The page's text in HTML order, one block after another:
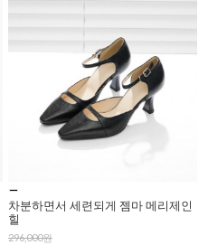
차분하면서 세련되게 젬마 메리제인
힐
296,000원